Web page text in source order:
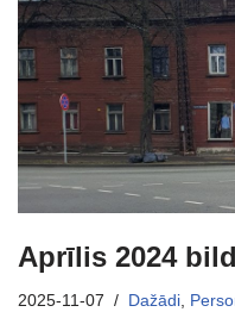
Aprīlis 2024
2025-11-07 Dažādi,